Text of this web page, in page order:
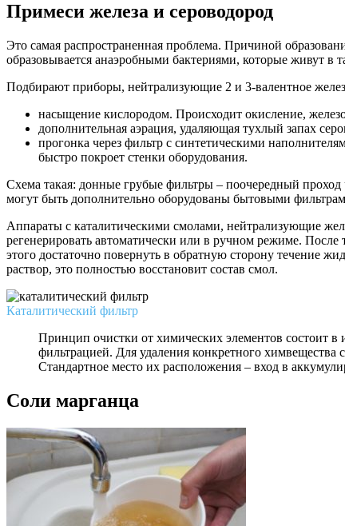
Примеси железа и сероводород
Это самая распространенная проблема. Причиной
образовывается анаэробными бактериями, которые живут в
Подбирают приборы, нейтрализующие 2 и 3-валентное
насыщение кислородом. Происходит окисление,
дополнительная аэрация, удаляющая тухлый запах
прогонка через фильтр с синтетическими
быстро покроет стенки оборудования.
Схема такая: донные грубые фильтры – поочередный проход
могут быть дополнительно оборудованы бытовыми
Аппараты с каталитическими смолами, нейтрализующие
регенерировать автоматически или в ручном режиме.
этого достаточно повернуть в обратную сторону течение
раствор, это полностью восстановит состав смол.
Каталитический фильтр
Принцип очистки от химических элементов состоит в
фильтрацией. Для удаления конкретного
Стандартное место их расположения – вход в
Соли марганца